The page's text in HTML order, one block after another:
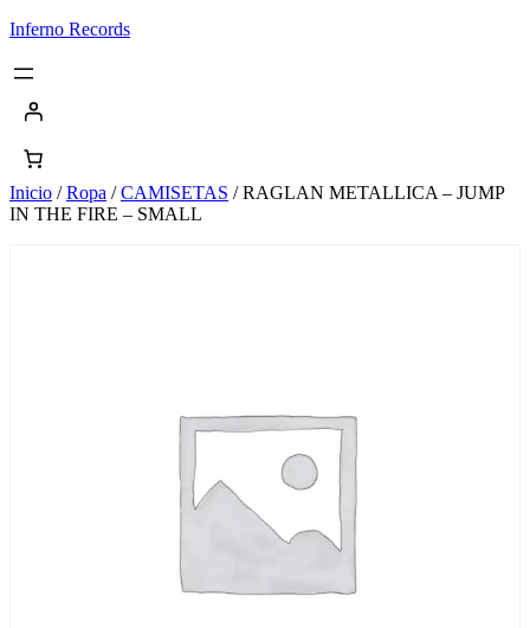
Saltar
contenido
Inferno Records
Inicio /Ropa /CAMISETAS / RAGLAN METALLICA – JUMP
IN THE FIRE – SMALL